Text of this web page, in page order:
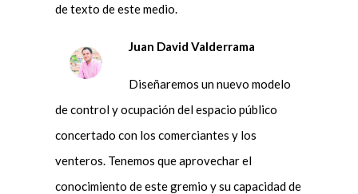
de texto de este medio.
Juan David Valderrama
Diseñaremos un nuevo modelo
de control y ocupación del espacio público
concertado con los comerciantes y los
venteros. Tenemos que aprovechar el
conocimiento de este gremio y su capacidad de